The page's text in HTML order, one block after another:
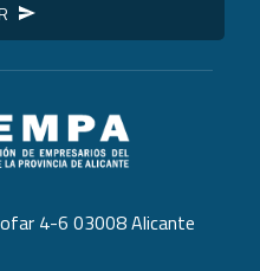
4-6 03008 Alicante